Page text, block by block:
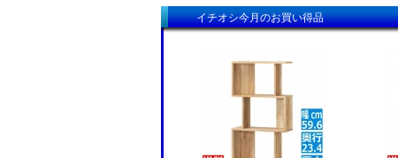
イチオシ今月のお買い得品